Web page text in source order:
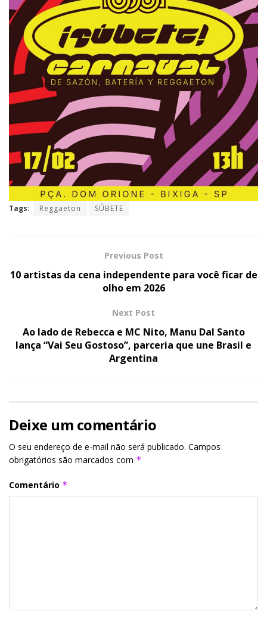
Tags: Reggaeton SÚBETE
Previous Post
​10 artistas da cena independente para você ficar de
olho em 2026
Next Post
Ao lado de Rebecca e MC Nito, Manu Dal Santo
lança “Vai Seu Gostoso”, parceria que une Brasil e
Argentina
Deixe um comentário
O seu endereço de e-mail não será publicado. Campos
obrigatórios são marcados com *
Comentário *